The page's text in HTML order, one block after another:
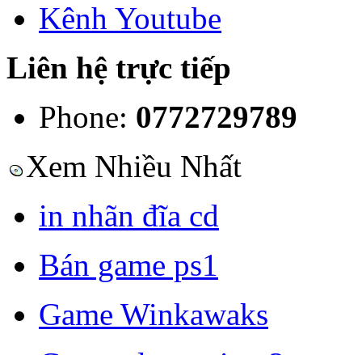
Kênh Youtube
Liên hệ trực tiếp
Phone: 0772729789
Xem Nhiều Nhất
in nhãn đĩa cd
Bán game ps1
Game Winkawaks